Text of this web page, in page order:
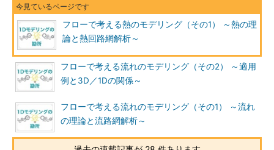
フローで考える熱のモデリング（その1） ～熱の理
論と熱回路網解析～
フローで考える流れのモデリング（その2） ～適用
例と3D／1Dの関係～
フローで考える流れのモデリング（その1） ～流れ
の理論と流路網解析～